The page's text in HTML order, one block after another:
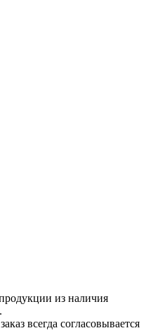
из наличия
всегда согласовывается